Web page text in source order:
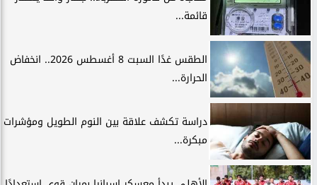
قائمة...
الطقس غدًا السبت 8 أغسطس 2026.. انخفاض
الحرارة...
دراسة تكشف علاقة بين النوم الطويل ومؤشرات
مبكرة...